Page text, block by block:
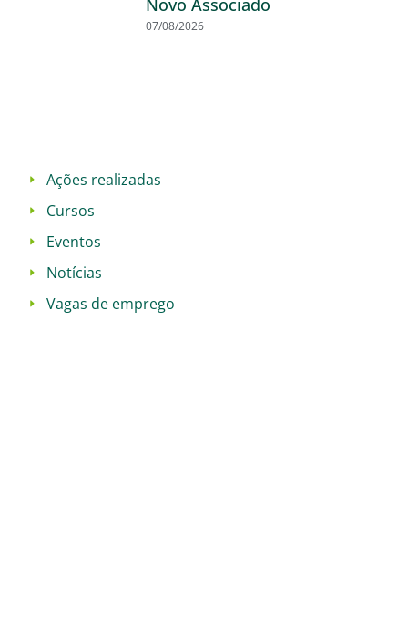
Novo Associado
07/08/2026
Ações realizadas
Cursos
Eventos
Notícias
Vagas de emprego